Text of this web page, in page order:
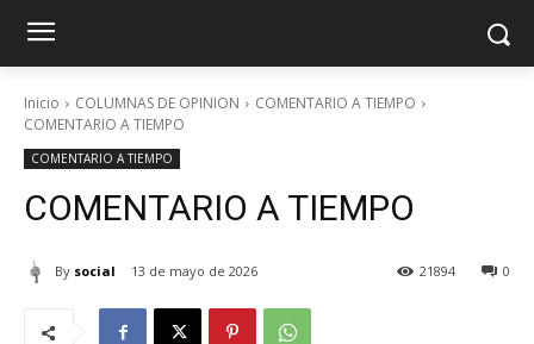
Inicio COLUMNAS DE OPINION
COMENTARIO A TIEMPO
COMENTARIO A TIEMPO
COMENTARIO A TIEMPO
COMENTARIO A TIEMPO
By social 13 de mayo de 2026 0
21894